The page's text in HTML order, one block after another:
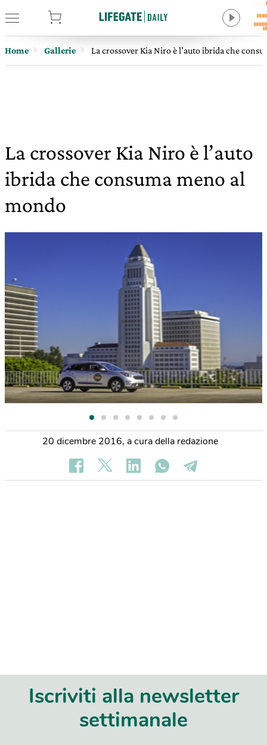
Home Gallerie La crossover Kia Niro è l’auto ibrida che
La crossover Kia Niro è l’auto
ibrida che consuma meno al
mondo
20 dicembre 2016, a cura della redazione
Iscriviti alla newsletter
settimanale